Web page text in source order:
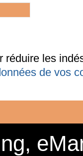
réduire les
de vos